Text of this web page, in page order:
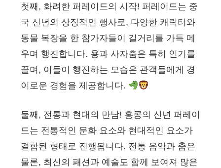
첫째, 화려한 퍼레이드의 시작! 퍼레이드는 중
국 신년의 상징적인 행사로, 다양한 캐릭터와
동물 복장을 한 참가자들이 길거리를 가득 메
우며 행진합니다. 용과 사자춤은 특히 인기를
끌며, 이들이 행진하는 모습은 관객들에게 경
이로운 경험을 제공합니다.
둘째, 전통과 현대의 만남! 홍콩의 신년 퍼레이
드는 전통적인 문화 요소와 현대적인 요소가
결합된 형태로 진행됩니다. 전통 음악과 춤은
물론, 최신의 패션과 예술도 함께 보여져 많은